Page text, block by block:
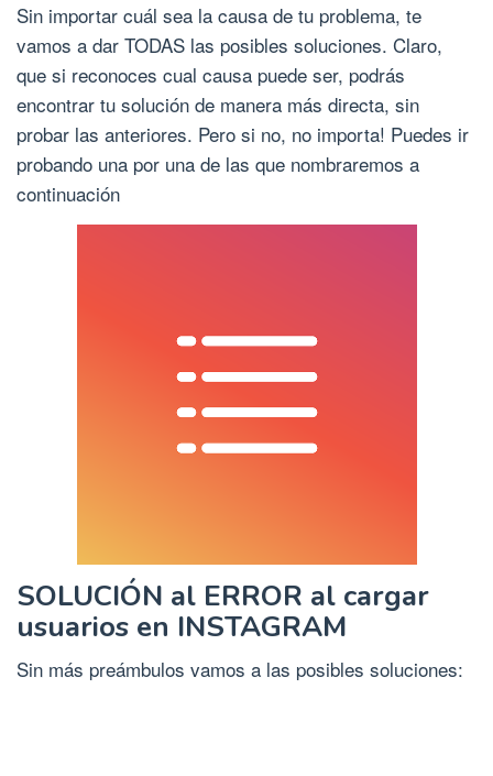
Sin importar cuál sea la causa de tu problema, te
vamos a dar TODAS las posibles soluciones. Claro,
que si reconoces cual causa puede ser, podrás
encontrar tu solución de manera más directa, sin
probar las anteriores. Pero si no, no importa! Puedes ir
probando una por una de las que nombraremos a
continuación
SOLUCIÓN al ERROR al cargar
usuarios en INSTAGRAM
Sin más preámbulos vamos a las posibles soluciones: